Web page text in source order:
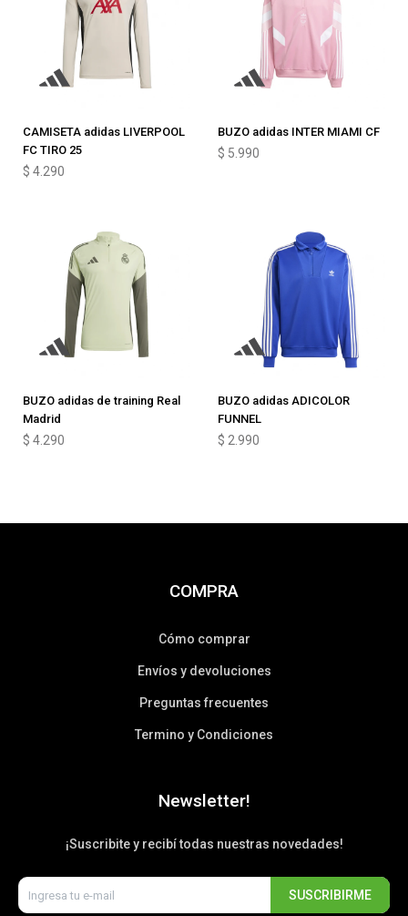
CAMISETA adidas LIVERPOOL
FC TIRO 25
$ 4.290
BUZO adidas INTER MIAMI CF
$ 5.990
BUZO adidas de training Real
Madrid
$ 4.290
BUZO adidas ADICOLOR
FUNNEL
$ 2.990
COMPRA
Cómo comprar
Envíos y devoluciones
Preguntas frecuentes
Termino y Condiciones
Newsletter!
¡Suscribite y recibí todas nuestras novedades!
SUSCRIBIRME